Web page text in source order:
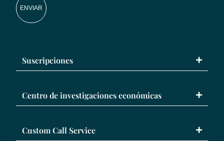
ENVIAR
Suscripciones
Centro de investigaciones económicas
Custom Call Service